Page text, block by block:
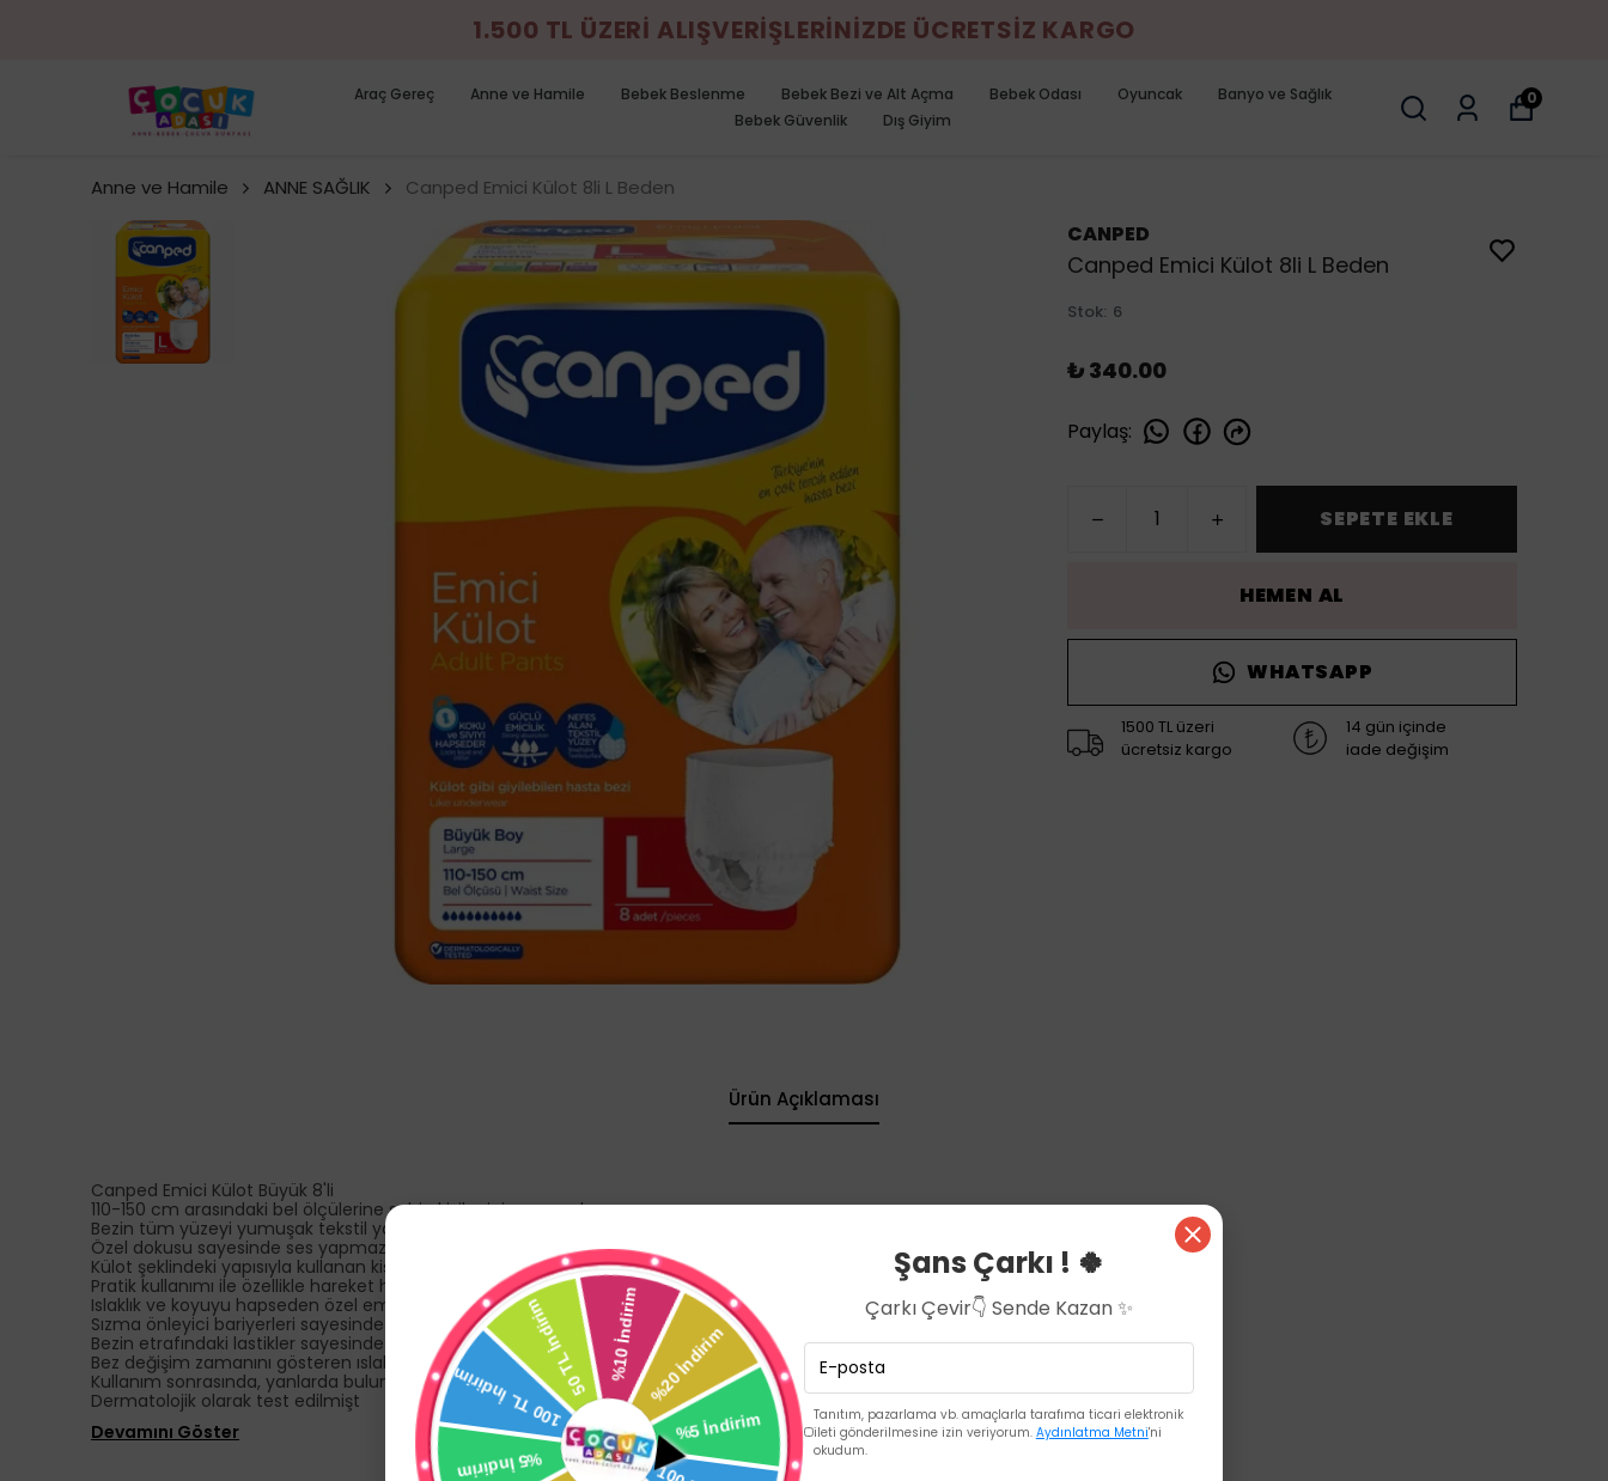
1.500 TL ÜZERİ ALIŞVERİŞLERİNİZDE ÜCRETSİZ KARGO
Araç Gereç Anne ve Hamile Bebek Beslenme Bebek Bezi ve Alt Açma Bebek Odası Oyuncak
Banyo ve Sağlık
Bebek Güvenlik
Dış Giyim
0
Anne ve Hamile ANNE SAĞLIK Canped Emici Külot 8li L Beden
CANPED
Canped Emici Külot 8li L Beden
Stok: 6
₺ 340.00
Paylaş:
SEPETE EKLE
HEMEN AL
WHATSAPP
1500 TL üzeri
ücretsiz kargo
14 gün içinde
iade değişim
Ürün Açıklaması
Canped Emici Külot Büyük 8'li
110-150 cm arasındaki bel ölçülerine sahip kişiler için uygundur.
Bezin tüm yüzeyi yumuşak tekstil yapıdadır ve nefes alır.
Özel dokusu sayesinde ses yapmaz.
Külot şeklindeki yapısıyla kullanan kişilerin hayatında fark tır.
Pratik kullanımı ile özellikle hareket halindeki hastaların kullanımına kolaylık .
Islaklık ve koyuyu hapseden özel emici tabakası sayesinde kuru ve güvende hissettirir.
Sızma önleyici bariyerleri sayesinde güvende tutar.
Bezin etrafındaki lastikler sayesinde vücudu tamamen sarar ve ekstra çamaşır giyme ihtiynı .
Bez değişim zamanını gösteren ıslaklık göstergesine sahiptir.
Kullanım sonrasında, yanlarda bulunan dikişli kısımlardan yırtılarak kolayca çıkarılır. Özel atma bandı ile kolayca sarılarak atılabilir.
Dermatolojik olarak test edilmişt
Devamını Göster
Şans Çarkı ! 🍀
Çarkı Çevir👇 Sende Kazan ✨
Tanıtım, pazarlama vb. amaçlarla tarafıma ticari elektronik
ileti gönderilmesine izin veriyorum. Aydınlatma Metni'ni
okudum.